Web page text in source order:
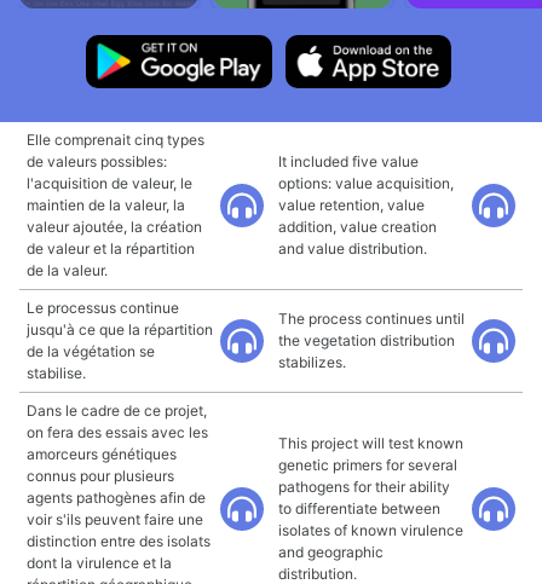
Elle comprenait cinq types
de valeurs possibles:
l'acquisition de valeur, le
maintien de la valeur, la
valeur ajoutée, la création
de valeur et la répartition
de la valeur.
It included five value
options: value acquisition,
value retention, value
addition, value creation
and value distribution.
Le processus continue
jusqu'à ce que la répartition
de la végétation se
stabilise.
The process continues until
the vegetation distribution
stabilizes.
Dans le cadre de ce projet,
on fera des essais avec les
amorceurs génétiques
connus pour plusieurs
agents pathogènes afin de
voir s'ils peuvent faire une
distinction entre des isolats
dont la virulence et la
This project will test known
genetic primers for several
pathogens for their ability
to differentiate between
isolates of known virulence
and geographic
distribution.